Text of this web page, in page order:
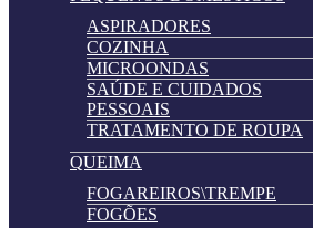
ASPIRADORES
COZINHA
MICROONDAS
SAÚDE E CUIDADOS
PESSOAIS
TRATAMENTO DE ROUPA
QUEIMA
FOGAREIROS\TREMPE
FOGÕES